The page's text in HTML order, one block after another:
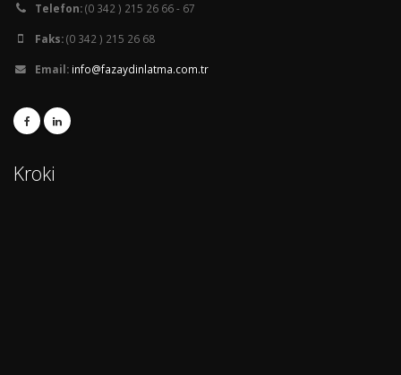
Telefon:(0 342 ) 215 26 66 - 67
Faks:(0 342 ) 215 26 68
Email: info@fazaydinlatma.com.tr
Kroki